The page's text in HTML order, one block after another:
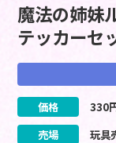
魔法の姉妹
テッカーセ
価格 330
売場
玩具